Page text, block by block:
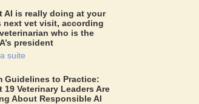
AI is really doing at your
next vet visit, according
who is the
president
suite
Guidelines to Practice:
19 Veterinary Leaders Are
About Responsible AI